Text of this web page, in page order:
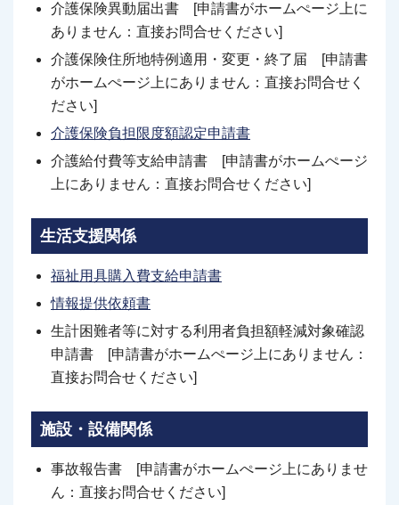
介護保険異動届出書 [申請書がホームぺージ上に
ありません：直接お問合せください]
介護保険住所地特例適用・変更・終了届 [申請書
がホームぺージ上にありません：直接お問合せく
ださい]
介護保険負担限度額認定申請書
介護給付費等支給申請書 [申請書がホームぺージ
上にありません：直接お問合せください]
生活支援関係
福祉用具購入費支給申請書
情報提供依頼書
生計困難者等に対する利用者負担額軽減対象確認
申請書 [申請書がホームぺージ上にありません：
直接お問合せください]
施設・設備関係
事故報告書 [申請書がホームぺージ上にありませ
ん：直接お問合せください]